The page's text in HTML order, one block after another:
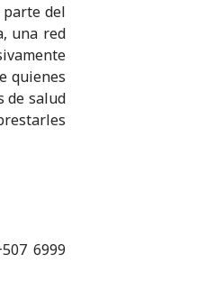
parte del
una red
quienes
de salud
6999